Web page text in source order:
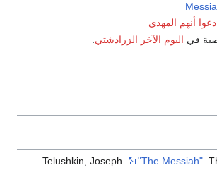
أنهم المهدي
في اليوم الآخر الزرادشتي
Telushkin, Joseph. "The Messiah" .